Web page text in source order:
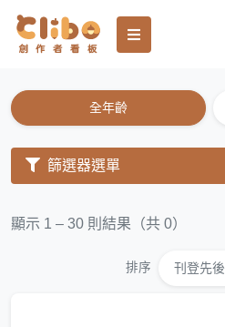
全年齡
篩選器選單
顯示 1 – 30 則結果（共 0）
排序 刊登先後